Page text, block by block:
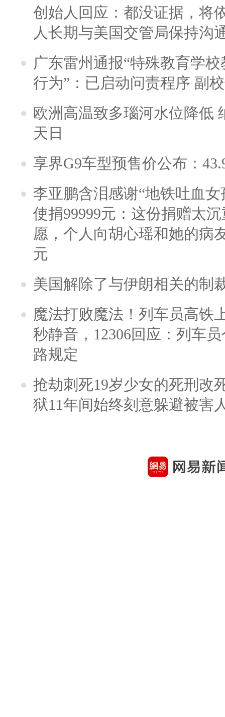
创始人回应：都没证据，将
人长期与美国交管局保持沟
广东雷州通报“特殊教育学
行为”：已启动问责程序 副
欧洲高温致多瑙河水位降低
天日
享界G9车型预售价公布：
李亚鹏含泪感谢“地铁吐血
使捐99999元：这份捐赠太
愿，个人向胡心瑶和她的病
元
美国解除了与伊朗相关的制
魔法打败魔法！列车员高铁
秒静音，12306回应：列车
路规定
抢劫刺死19岁少女的死刑改
狱11年间始终刻意躲避被害